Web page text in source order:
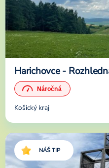
Harichovce -
Košický kraj
NÁŠ TIP